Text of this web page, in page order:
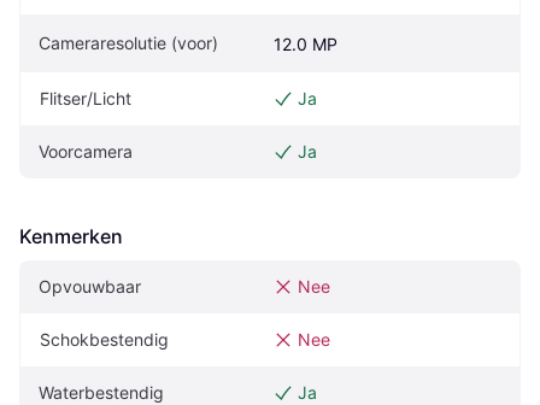
Cameraresolutie (voor) 12.0 MP
Flitser/Licht Ja
Voorcamera Ja
Kenmerken
Opvouwbaar Nee
Schokbestendig Nee
Waterbestendig Ja